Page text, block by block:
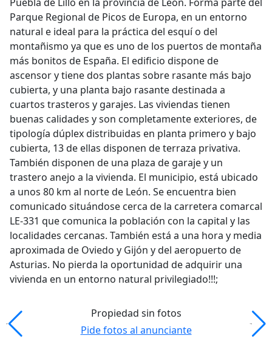
Parque Regional de Picos de Europa, en un entorno
natural e ideal para la práctica del esquí o del
montañismo ya que es uno de los puertos de montaña
más bonitos de España. El edificio dispone de
ascensor y tiene dos plantas sobre rasante más bajo
cubierta, y una planta bajo rasante destinada a
cuartos trasteros y garajes. Las viviendas tienen
buenas calidades y son completamente exteriores, de
tipología dúplex distribuidas en planta primero y bajo
cubierta, 13 de ellas disponen de terraza privativa.
También disponen de una plaza de garaje y un
trastero anejo a la vivienda. El municipio, está ubicado
a unos 80 km al norte de León. Se encuentra bien
comunicado situándose cerca de la carretera comarcal
LE-331 que comunica la población con la capital y las
localidades cercanas. También está a una hora y media
aproximada de Oviedo y Gijón y del aeropuerto de
Asturias. No pierda la oportunidad de adquirir una
vivienda en un entorno natural privilegiado!!!;
Propiedad sin fotos
Pide fotos al anunciante